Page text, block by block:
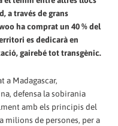
a través de grans
ha comprat un 40 % del
es dedicarà en
gairebé tot transgènic.
a Madagascar,
defensa la sobirania
amb els principis del
milions de persones, per a